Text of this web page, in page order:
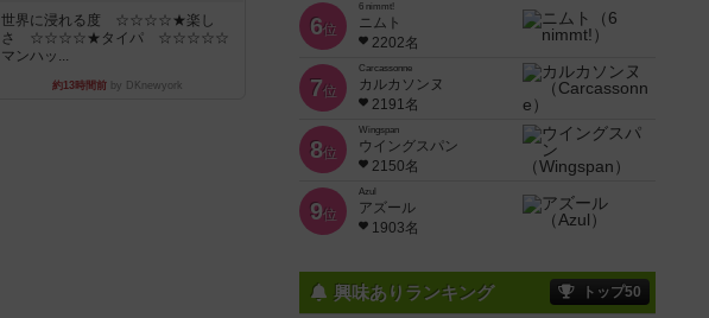
世界に浸れる度 ☆☆☆☆★楽し
さ ☆☆☆☆★タイパ ☆☆☆☆☆
マンハッ...
約13時間前 by DKnewyork
6位
6 nimmt!
ニムト
2202名
7位
Carcassonne
カルカソンヌ
2191名
8位
Wingspan
ウイングスパン
2150名
9位
Azul
アズール
1903名
興味ありランキング トップ50